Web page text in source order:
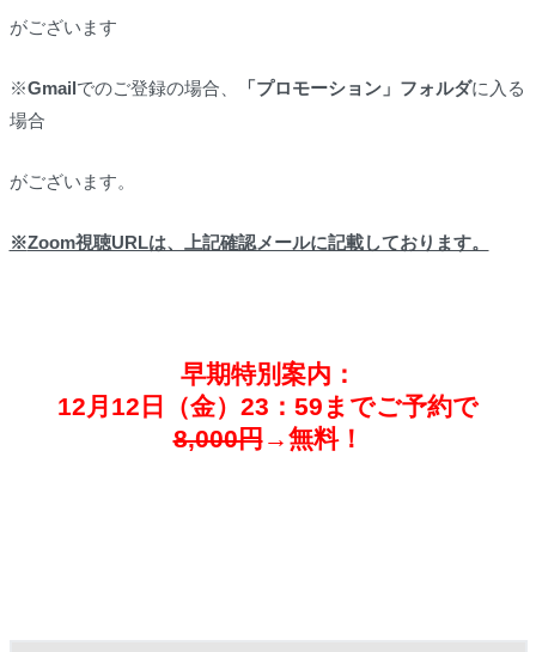
がございます
※Gmailでのご登録の場合、 「プロモーション」フォルダに入る
場合
がございます。
※Zoom視聴URLは、上記確認メールに記載しております。
早期特別案内：
12 月12日（金）23：59までご予約で
8,000円→無料！